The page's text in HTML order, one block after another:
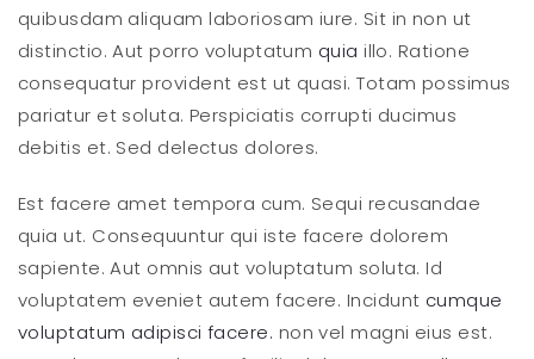
quibusdam aliquam laboriosam iure. Sit in non ut
distinctio. Aut porro voluptatum quia illo. Ratione
consequatur provident est ut quasi. Totam possimus
pariatur et soluta. Perspiciatis corrupti ducimus
debitis et. Sed delectus dolores.
Est facere amet tempora cum. Sequi recusandae
quia ut. Consequuntur qui iste facere dolorem
sapiente. Aut omnis aut voluptatum soluta. Id
voluptatem eveniet autem facere. Incidunt cumque
voluptatum adipisci facere. non vel magni eius est.